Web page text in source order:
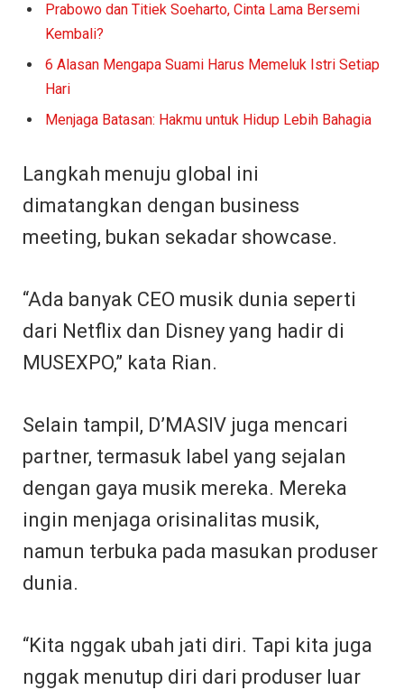
Prabowo dan Titiek Soeharto, Cinta Lama Bersemi
Kembali?
6 Alasan Mengapa Suami Harus Memeluk Istri Setiap
Hari
Menjaga Batasan: Hakmu untuk Hidup Lebih Bahagia
Langkah menuju global ini
dimatangkan dengan business
meeting, bukan sekadar showcase.
“Ada banyak CEO musik dunia seperti
dari Netflix dan Disney yang hadir di
MUSEXPO,” kata Rian.
Selain tampil, D’MASIV juga mencari
partner, termasuk label yang sejalan
dengan gaya musik mereka. Mereka
ingin menjaga orisinalitas musik,
namun terbuka pada masukan produser
dunia.
“Kita nggak ubah jati diri. Tapi kita juga
nggak menutup diri dari produser luar